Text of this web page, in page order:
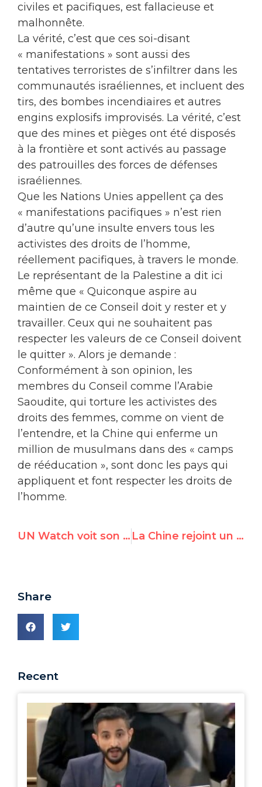
civiles et pacifiques, est fallacieuse et
malhonnête.
La vérité, c’est que ces soi-disant
« manifestations » sont aussi des
tentatives terroristes de s’infiltrer dans les
communautés israéliennes, et incluent des
tirs, des bombes incendiaires et autres
engins explosifs improvisés. La vérité, c’est
que des mines et pièges ont été disposés
à la frontière et sont activés au passage
des patrouilles des forces de défenses
israéliennes.
Que les Nations Unies appellent ça des
« manifestations pacifiques » n’est rien
d’autre qu’une insulte envers tous les
activistes des droits de l’homme,
réellement pacifiques, à travers le monde.
Le représentant de la Palestine a dit ici
même que « Quiconque aspire au
maintien de ce Conseil doit y rester et y
travailler. Ceux qui ne souhaitent pas
respecter les valeurs de ce Conseil doivent
le quitter ». Alors je demande :
Conformément à son opinion, les
membres du Conseil comme l’Arabie
Saoudite, qui torture les activistes des
droits des femmes, comme on vient de
l’entendre, et la Chine qui enferme un
million de musulmans dans des « camps
de rééducation », sont donc les pays qui
appliquent et font respecter les droits de
l’homme.
UN Watch voit son sommet des droits de l'homme relayé par les grands médias La Chine rejoint un groupe des droits de l’homme de l’ONU, suscitant des protestations
Share
Recent